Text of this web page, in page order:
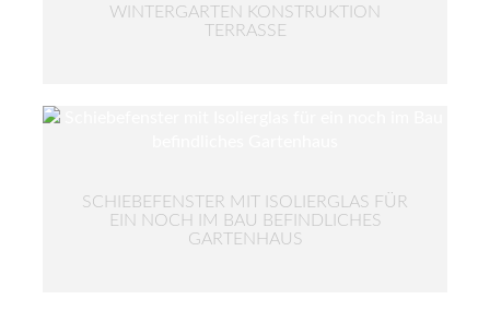
WINTERGARTEN KONSTRUKTION
TERRASSE
SCHIEBEFENSTER MIT ISOLIERGLAS FÜR
EIN NOCH IM BAU BEFINDLICHES
GARTENHAUS